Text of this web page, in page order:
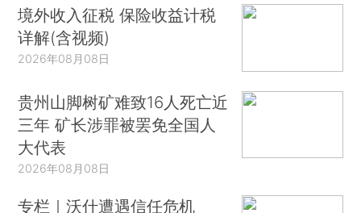
境外收入征税 保险收益计税
详解(含视频)
2026年08月08日
贵州山脚树矿难致16人死亡近
三年 矿长涉罪被罢免全国人
大代表
2026年08月08日
专栏｜沃什遭遇信任危机